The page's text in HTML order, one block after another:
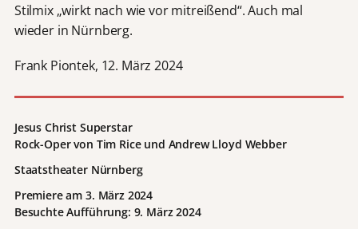
Stilmix „wirkt nach wie vor mitreißend“. Auch mal
wieder in Nürnberg.
Frank Piontek, 12. März 2024
Jesus Christ Superstar
Rock-Oper von Tim Rice und Andrew Lloyd Webber
Staatstheater Nürnberg
Premiere am 3. März 2024
Besuchte Aufführung: 9. März 2024